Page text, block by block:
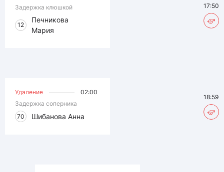
Задержка клюшкой
12
Печникова
Мария
17:50
Удаление
02:00
Задержка соперника
70
Шибанова Анна
18:59